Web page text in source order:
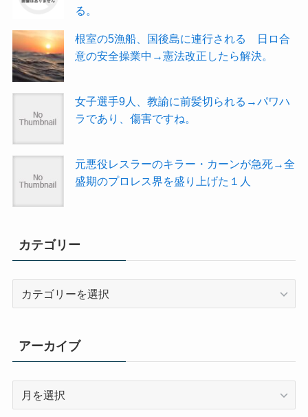
る。
根室の5漁船、国後島に連行される 日ロ合
意の安全操業中→憲法改正したら解決。
女子選手9人、教諭に前髪切られる→パワハ
ラであり、傷害ですね。
元悪役レスラーのキラー・カーンが急死→全
盛期のプロレス界を盛り上げた１人
カテゴリー
リ
ー
アーカイブ